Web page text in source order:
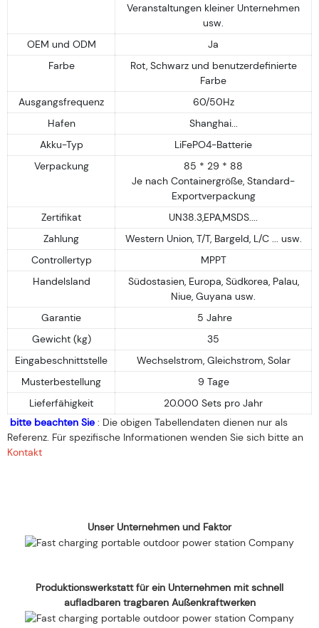
Veranstaltungen kleiner Unternehmen
usw.
OEM und ODM
Ja
Farbe
Rot, Schwarz und benutzerdefinierte
Farbe
Ausgangsfrequenz
60/50Hz
Hafen
Shanghai...
Akku-Typ
LiFePO4-Batterie
Verpackung
85 * 29 * 88
Je nach Containergröße, Standard-
Exportverpackung
Zertifikat
UN38.3,EPA,MSDS....
Zahlung
Western Union, T/T, Bargeld, L/C ... usw.
Controllertyp
MPPT
Handelsland
Südostasien, Europa, Südkorea, Palau,
Niue, Guyana usw.
Garantie
5 Jahre
Gewicht (kg)
35
Eingabeschnittstelle
Wechselstrom, Gleichstrom, Solar
Musterbestellung
9 Tage
Lieferfähigkeit
20.000 Sets pro Jahr
bitte beachten Sie : Die obigen Tabellendaten dienen nur als
Referenz. Für spezifische Informationen wenden Sie sich bitte an
Kontakt
Unser Unternehmen und Faktor
Produktionswerkstatt für ein Unternehmen mit schnell
aufladbaren tragbaren Außenkraftwerken